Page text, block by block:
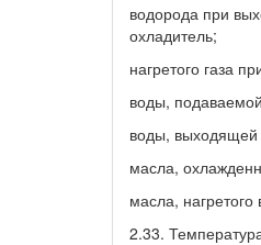
водорода при
охладитель;
нагретого газа
воды,
воды, выходящей
масла,
масла,
2.33.